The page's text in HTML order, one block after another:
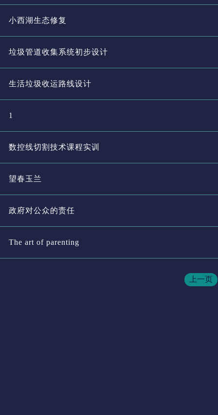
小西湖生态修复
垃圾管道收集系统初步设计
生活垃圾收运路线设计
1
数控线切割技术课程实训
望春玉兰
政府对公众的责任
The art of parenting
上一页